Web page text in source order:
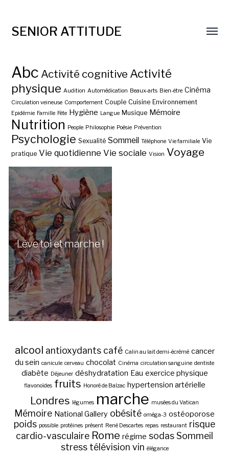
SENIOR ATTITUDE
Abc Activité cognitive Activité
physique Audition Automédication Beaux-arts Bien-être Cinéma
Circulation veineuse Comportement Couple Cuisine Environnement
Epidémie Famille Fête Hygiène Langue Musique Mémoire
Nutrition People Philosophie Poésie Prévention
Psychologie Sexualité Sommeil Téléphone Vie familiale Vie
pratique Vie quotidienne Vie sociale Vision Voyage
Lève toi et marche !
alcool antioxydants café Calin au lait demi-écrémé cancer
du sein canicule cerveau chocolat Cinéma circulation sanguine dentiste
diabète Déjeuner déshydratation Eau exercice physique
flavonoïdes fruits Honoré de Balzac hypertension artérielle
Londres légumes marche musées du Vatican
Mémoire National Gallery obésité oméga-3 ostéoporose
poids possible protéines présent René Descartes repas restaurant risque
cardio-vasculaire Rome régime sodasSommeil
stress télévision vin élégance